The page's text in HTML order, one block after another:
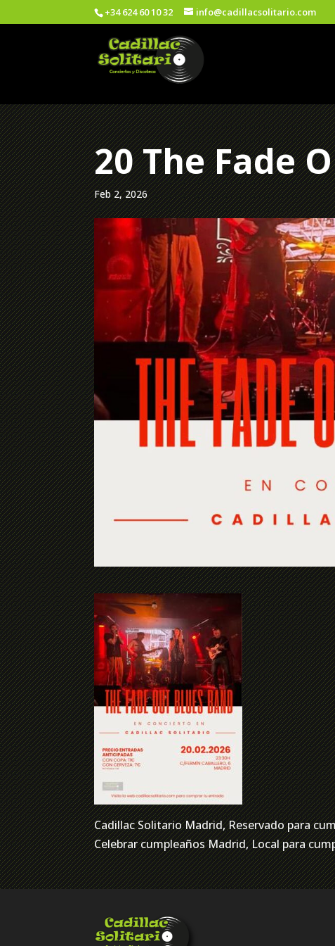
+34 624 60 10 32 info@cadillacsolitario.com
20 The Fade
Feb 2, 2026
Cadillac Solitario Madrid, Reservado para
Celebrar cumpleaños Madrid, Local para